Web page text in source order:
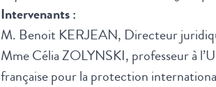
Intervenants :
M. Benoit KERJEAN, Directeur
Mme Célia ZOLYNSKI, professeur à
française pour la protection